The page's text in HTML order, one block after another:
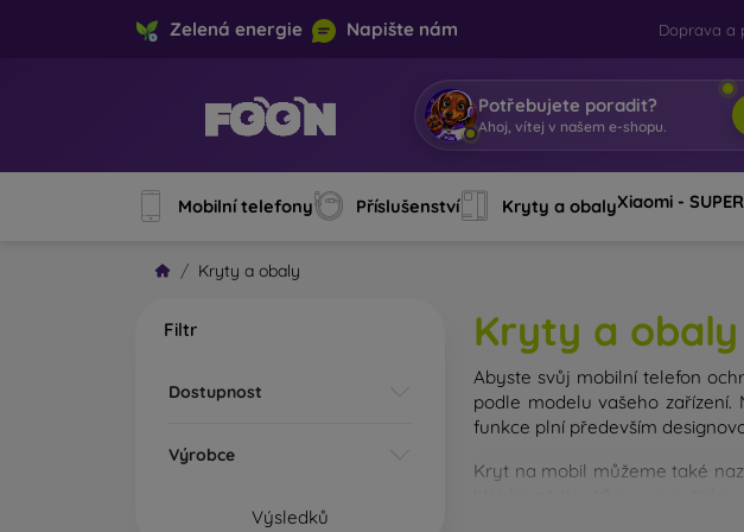
Zelená energie Napište nám Doprava a
Potřebujete poradit?
A|
Mobilní telefony Příslušenství Kryty a obalyXiaomi -
Kryty a obaly
Filtr
Dostupnost
Výrobce
Výsledků
Kryty a obaly
Abyste svůj mobilní telefon
podle modelu vašeho
funkce plní především
Kryt na mobil můžeme také